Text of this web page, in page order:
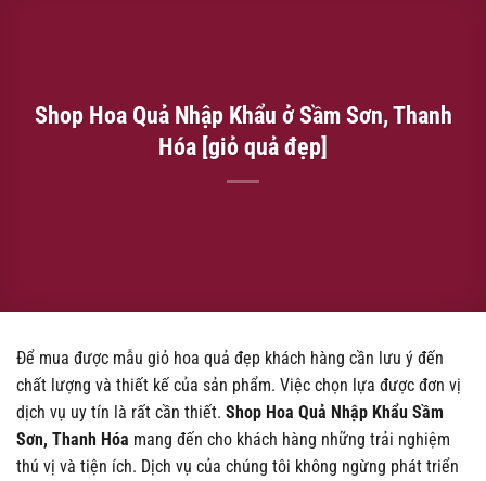
Shop Hoa Quả Nhập Khẩu ở Sầm Sơn, Thanh
Hóa [giỏ quả đẹp]
Để mua được mẫu giỏ hoa quả đẹp khách hàng cần lưu ý đến
chất lượng và thiết kế của sản phẩm. Việc chọn lựa được đơn vị
dịch vụ uy tín là rất cần thiết. Shop Hoa Quả Nhập Khẩu Sầm
Sơn, Thanh Hóa mang đến cho khách hàng những trải nghiệm
thú vị và tiện ích. Dịch vụ của chúng tôi không ngừng phát triển